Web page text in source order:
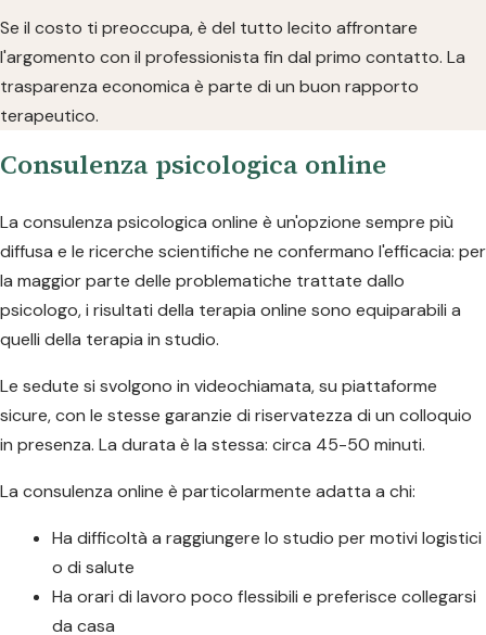
Se il costo ti preoccupa, è del tutto lecito affrontare
l'argomento con il professionista fin dal primo contatto. La
trasparenza economica è parte di un buon rapporto
terapeutico.
Consulenza psicologica online
La consulenza psicologica online è un'opzione sempre più
diffusa e le ricerche scientifiche ne confermano l'efficacia: per
la maggior parte delle problematiche trattate dallo
psicologo, i risultati della terapia online sono equiparabili a
quelli della terapia in studio.
Le sedute si svolgono in videochiamata, su piattaforme
sicure, con le stesse garanzie di riservatezza di un colloquio
in presenza. La durata è la stessa: circa 45-50 minuti.
La consulenza online è particolarmente adatta a chi:
Ha difficoltà a raggiungere lo studio per motivi logistici
o di salute
Ha orari di lavoro poco flessibili e preferisce collegarsi
da casa